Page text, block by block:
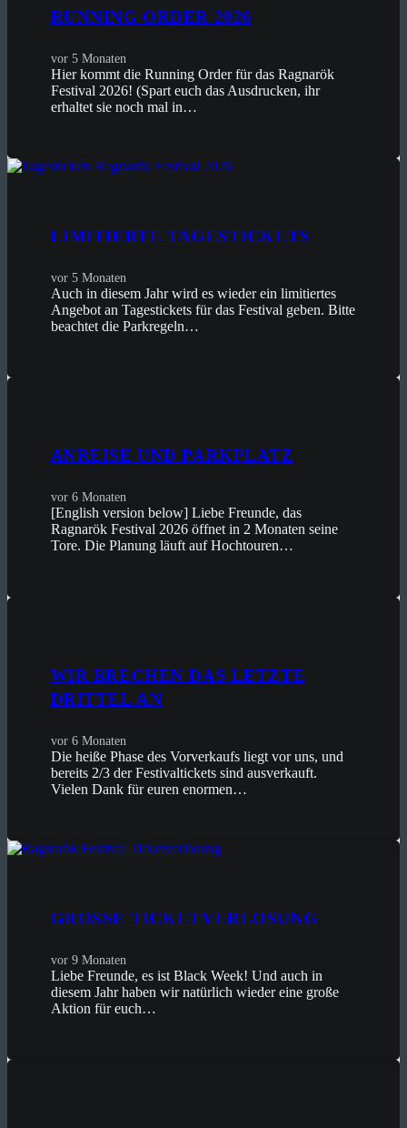
RUNNING ORDER 2026
vor 5 Monaten
Hier kommt die Running Order für das Ragnarök
Festival 2026! (Spart euch das Ausdrucken, ihr
erhaltet sie noch mal in…
LIMITIERTE TAGESTICKETS
vor 5 Monaten
Auch in diesem Jahr wird es wieder ein limitiertes
Angebot an Tagestickets für das Festival geben. Bitte
beachtet die Parkregeln…
ANREISE UND PARKPLATZ
vor 6 Monaten
[English version below] Liebe Freunde, das
Ragnarök Festival 2026 öffnet in 2 Monaten seine
Tore. Die Planung läuft auf Hochtouren…
WIR BRECHEN DAS LETZTE
DRITTEL AN
vor 6 Monaten
Die heiße Phase des Vorverkaufs liegt vor uns, und
bereits 2/3 der Festivaltickets sind ausverkauft.
Vielen Dank für euren enormen…
GROSSE TICKETVERLOSUNG
vor 9 Monaten
Liebe Freunde, es ist Black Week! Und auch in
diesem Jahr haben wir natürlich wieder eine große
Aktion für euch…